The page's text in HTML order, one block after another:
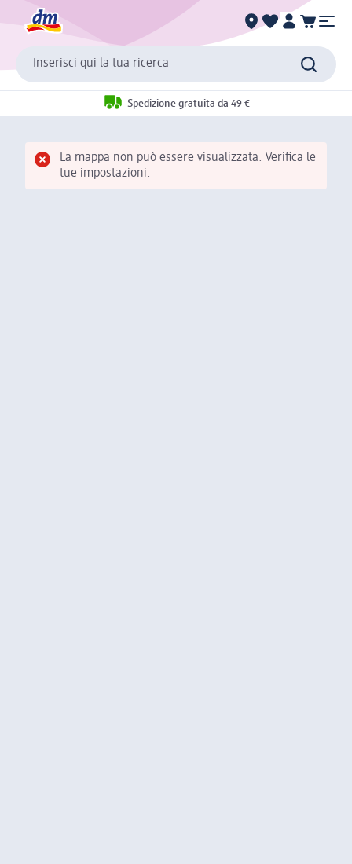
Inserisci qui la tua ricerca
Spedizione gratuita da 49 €
La mappa non può essere visualizzata. Verifica le
tue impostazioni.